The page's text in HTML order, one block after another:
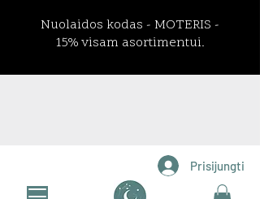
Prisijungti